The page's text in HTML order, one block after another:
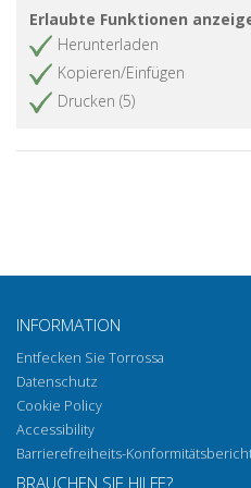
Erlaubte Funktionen
Herunterladen
Kopieren/Einfügen
Drucken (5)
INFORMATION
Entfecken Sie Torrossa
Datenschutz
Cookie Policy
Accessibility
Barrierefreiheits-Konformitätsbericht
BRAUCHEN SIE HILFE?